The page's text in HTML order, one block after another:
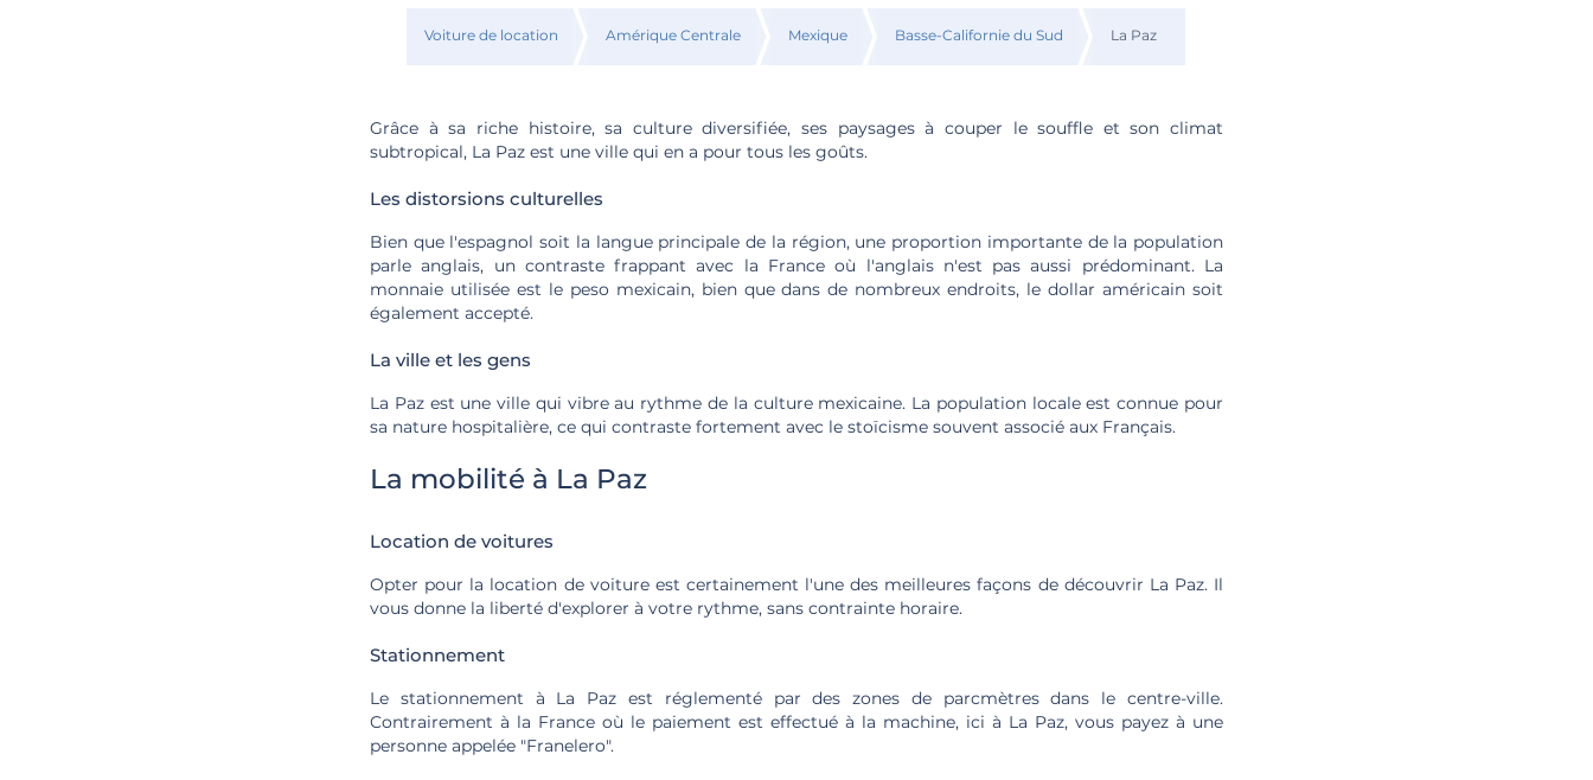
Voiture de location Amérique Centrale Mexique Basse-Californie du Sud La Paz
Grâce à sa riche histoire, sa culture diversifiée, ses paysages à couper le souffle et son climat
subtropical, La Paz est une ville qui en a pour tous les goûts.
Les distorsions culturelles
Bien que l'espagnol soit la langue principale de la région, une proportion importante de la population
parle anglais, un contraste frappant avec la France où l'anglais n'est pas aussi prédominant. La
monnaie utilisée est le peso mexicain, bien que dans de nombreux endroits, le dollar américain soit
également accepté.
La ville et les gens
La Paz est une ville qui vibre au rythme de la culture mexicaine. La population locale est connue pour
sa nature hospitalière, ce qui contraste fortement avec le stoïcisme souvent associé aux Français.
La mobilité à La Paz
Location de voitures
Opter pour la location de voiture est certainement l'une des meilleures façons de découvrir La Paz. Il
vous donne la liberté d'explorer à votre rythme, sans contrainte horaire.
Stationnement
Le stationnement à La Paz est réglementé par des zones de parcmètres dans le centre-ville.
Contrairement à la France où le paiement est effectué à la machine, ici à La Paz, vous payez à une
personne appelée "Franelero".